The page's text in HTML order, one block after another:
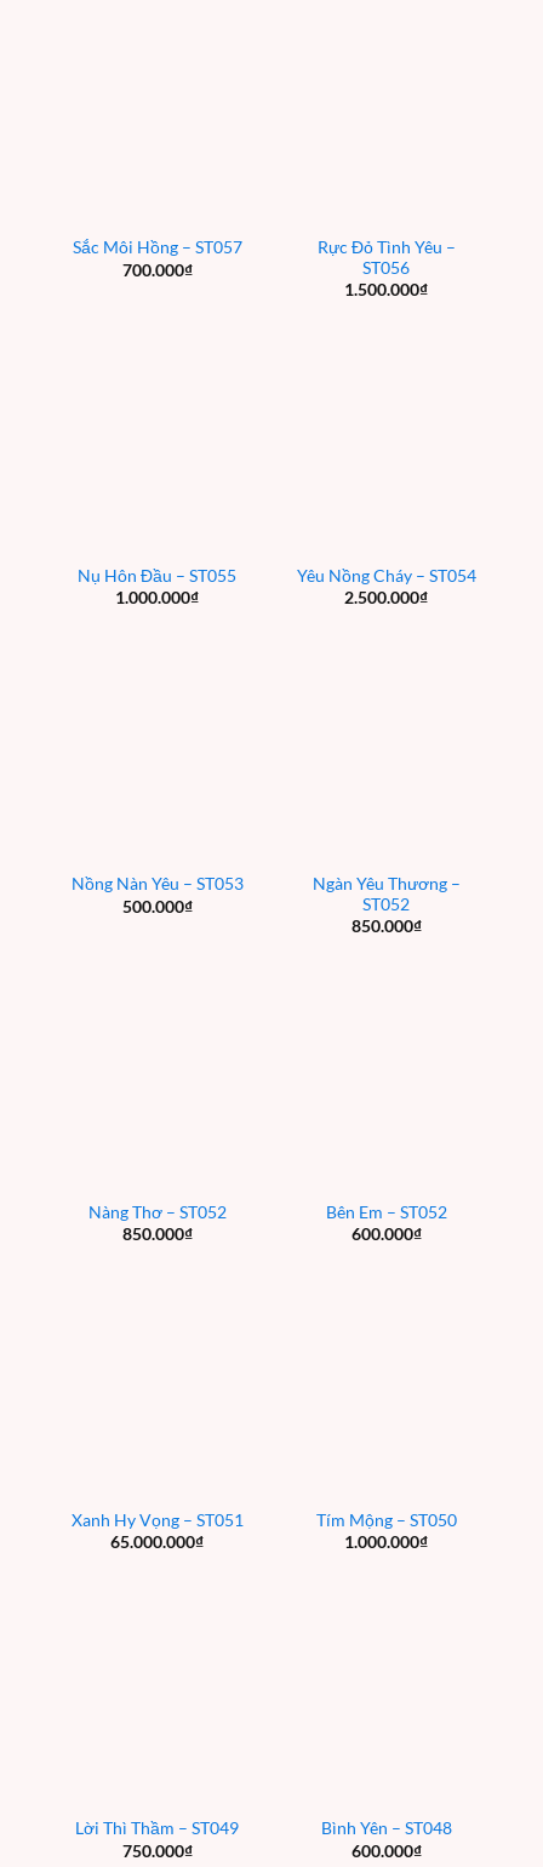
Sắc Môi Hồng – ST057
700.000₫
Rực Đỏ Tình Yêu –
ST056
1.500.000₫
Nụ Hôn Đầu – ST055
1.000.000₫
Yêu Nồng Cháy – ST054
2.500.000₫
Nồng Nàn Yêu – ST053
500.000₫
Ngàn Yêu Thương –
ST052
850.000₫
Nàng Thơ – ST052
850.000₫
Bên Em – ST052
600.000₫
Xanh Hy Vọng – ST051
65.000.000₫
Tím Mộng – ST050
1.000.000₫
Lời Thì Thầm – ST049
750.000₫
Bình Yên – ST048
600.000₫